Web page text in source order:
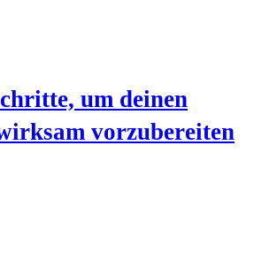
um deinen
vorzubereiten